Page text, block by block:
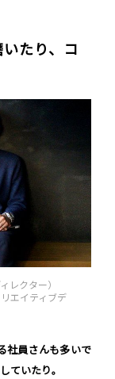
たり、コ
レクター）
エイティブデ
社員さんも多いで
ていたり。